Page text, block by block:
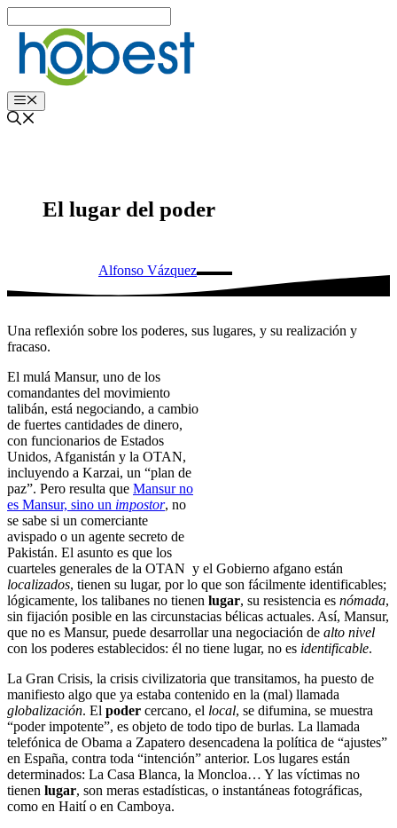
salto
egin
Menu
El lugar del poder
Alfonso Vázquez
Una reflexión sobre los poderes, sus lugares, y su realización y
fracaso.
El mulá Mansur, uno de los
comandantes del movimiento
talibán, está negociando, a cambio
de fuertes cantidades de dinero,
con funcionarios de Estados
Unidos, Afganistán y la OTAN,
incluyendo a Karzai, un “plan de
paz”. Pero resulta que Mansur no
es Mansur, sino un impostor, no
se sabe si un comerciante
avispado o un agente secreto de
Pakistán. El asunto es que los
cuarteles generales de la OTAN y el Gobierno afgano están
localizados, tienen su lugar, por lo que son fácilmente identificables;
lógicamente, los talibanes no tienen lugar, su resistencia es nómada,
sin fijación posible en las circunstacias bélicas actuales. Así, Mansur,
que no es Mansur, puede desarrollar una negociación de alto nivel
con los poderes establecidos: él no tiene lugar, no es identificable.
La Gran Crisis, la crisis civilizatoria que transitamos, ha puesto de
manifiesto algo que ya estaba contenido en la (mal) llamada
globalización. El poder cercano, el local, se difumina, se muestra
“poder impotente”, es objeto de todo tipo de burlas. La llamada
telefónica de Obama a Zapatero desencadena la política de “ajustes”
en España, contra toda “intención” anterior. Los lugares están
determinados: La Casa Blanca, la Moncloa… Y las víctimas no
tienen lugar, son meras estadísticas, o instantáneas fotográficas,
como en Haití o en Camboya.